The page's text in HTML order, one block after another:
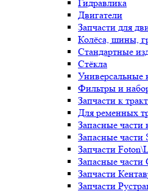
Гидравлика
Двигатели
Запчасти для
Колёса, шины,
Стандартные
Стёкла
Универсальные
Фильтры и
Запчасти к
Для ременных
Запасные части
Запасные части
Запчасти
Запасные части
Запчасти
Запчасти